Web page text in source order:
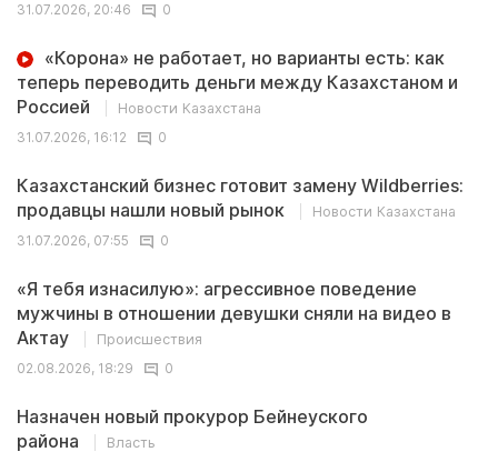
31.07.2026, 20:46
0
«Корона» не работает, но варианты есть: как
теперь переводить деньги между Казахстаном и
Россией
Новости Казахстана
31.07.2026, 16:12
0
Казахстанский бизнес готовит замену Wildberries:
продавцы нашли новый рынок
Новости Казахстана
31.07.2026, 07:55
0
«Я тебя изнасилую»: агрессивное поведение
мужчины в отношении девушки сняли на видео в
Актау
Происшествия
02.08.2026, 18:29
0
Назначен новый прокурор Бейнеуского
района
Власть